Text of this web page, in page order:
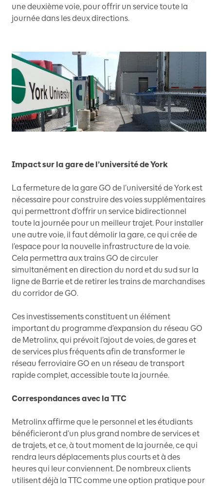
une deuxième voie, pour offrir un service toute la
journée dans les deux directions.
Impact sur la gare de l’université de York
La fermeture de la gare GO de l’université de York est
nécessaire pour construire des voies supplémentaires
qui permettront d’offrir un service bidirectionnel
toute la journée pour un meilleur trajet. Pour installer
une autre voie, il faut démolir la gare, ce qui crée de
l’espace pour la nouvelle infrastructure de la voie.
Cela permettra aux trains GO de circuler
simultanément en direction du nord et du sud sur la
ligne de Barrie et de retirer les trains de marchandises
du corridor de GO.
Ces investissements constituent un élément
important du programme d’expansion du réseau GO
de Metrolinx, qui prévoit l’ajout de voies, de gares et
de services plus fréquents afin de transformer le
réseau ferroviaire GO en un réseau de transport
rapide complet, accessible toute la journée.
Correspondances avec la TTC
Metrolinx affirme que le personnel et les étudiants
bénéficieront d’un plus grand nombre de services et
de trajets, et ce, à tout moment de la journée, ce qui
rendra leurs déplacements plus courts et à des
heures qui leur conviennent. De nombreux clients
utilisent déjà la TTC comme une option pratique pour